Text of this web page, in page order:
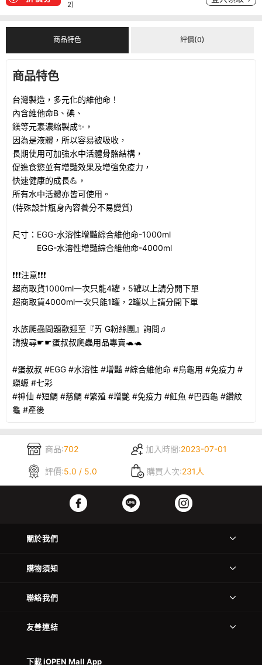
2)
商品特色 評價(0)
商品特色
台灣製造，多元化的維他命！
內含維他命B、碘、
鎂等元素濃縮製成✨，
因為是液體，所以容易被吸收，
長期使用可加強水中活體骨骼結構，
促進食慾並有增豔效果及增強免疫力，
快速健康的成長💪，
所有水中活體亦皆可使用。
(特殊設計瓶身內容養分不易變質)
尺寸：EGG-水溶性增豔綜合維他命-1000ml
EGG-水溶性增豔綜合維他命-4000ml
❗❗❗注意❗❗❗
超商取貨1000ml一次只能4罐，5罐以上請分開下單
超商取貨4000ml一次只能1罐，2罐以上請分開下單
水族爬蟲問題歡迎至『ㄞ G粉絲團』詢問♫
請搜尋☛☛蛋叔叔爬蟲用品專賣🐢🐢
#蛋叔叔 #EGG #水溶性 #增豔 #綜合維他命 #烏龜用 #免疫力 #
蠑螈 #七彩
#神仙 #短鯛 #慈鯛 #繁殖 #增艷 #免疫力 #魟魚 #巴西龜 #鑽紋
龜 #產後
商品:702 加入時間:2023-07-01
評價:5.0 / 5.0 購買人次:231人
關於我們
購物須知
聯絡我們
友善連結
下載 iOPEN Mall App